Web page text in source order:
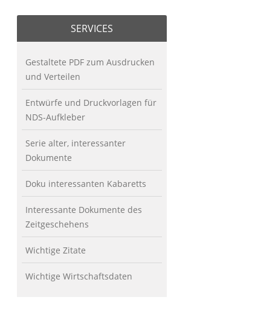
SERVICES
Gestaltete PDF zum Ausdrucken
und Verteilen
Entwürfe und Druckvorlagen für
NDS-Aufkleber
Serie alter, interessanter
Dokumente
Doku interessanten Kabaretts
Interessante Dokumente des
Zeitgeschehens
Wichtige Zitate
Wichtige Wirtschaftsdaten